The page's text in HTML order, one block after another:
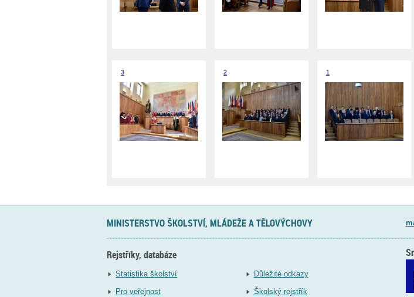
3 2 1
MINISTERSTVO ŠKOLSTVÍ, MLÁDEŽE A TĚLOVÝCHOVY
Rejstříky, databáze
Statistika školství
Pro veřejnost
Důležité odkazy
Školský rejstřík